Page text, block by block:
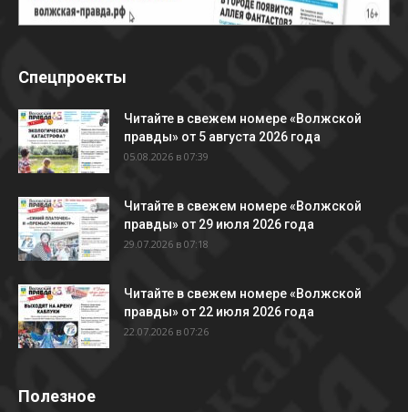
Спецпроекты
Читайте в свежем номере «Волжской
правды» от 5 августа 2026 года
05.08.2026 в 07:39
Читайте в свежем номере «Волжской
правды» от 29 июля 2026 года
29.07.2026 в 07:18
Читайте в свежем номере «Волжской
правды» от 22 июля 2026 года
22.07.2026 в 07:26
Полезное